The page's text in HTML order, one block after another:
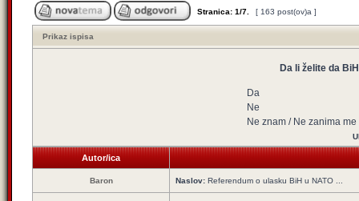
Stranica: 1/7 [ 163 post(ov)a ]
Prikaz ispisa
Da li želite da
Da
Ne
Ne znam / Ne zanima me
Autor/ica
Baron Naslov: Referendum o ulasku BiH u NATO ...